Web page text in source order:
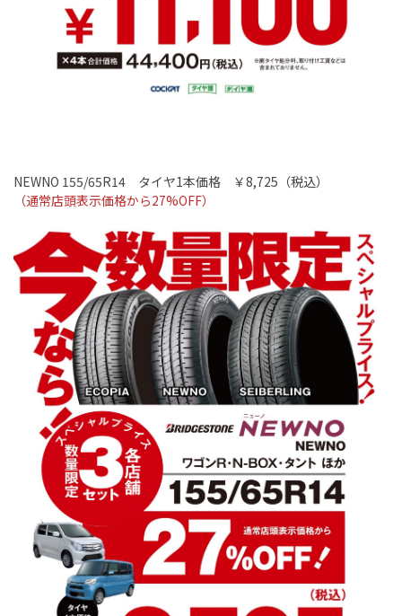
NEWNO 155/65R14 タイヤ1本価格 ￥8,725 （税込）
（通常店頭表示価格から27%OFF）